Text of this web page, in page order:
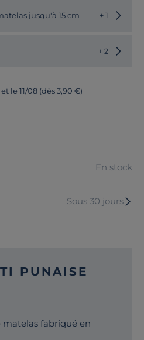
jusqu'à 15 cm + 1
+ 2
le 11/08 (dès 3,90 €)
En stock
Sous 30 jours
PUNAISE
fabriqué en